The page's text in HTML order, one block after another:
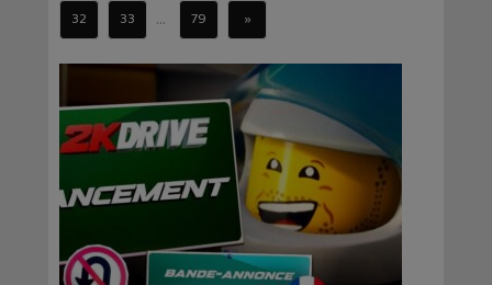
32 33 ... 79 »